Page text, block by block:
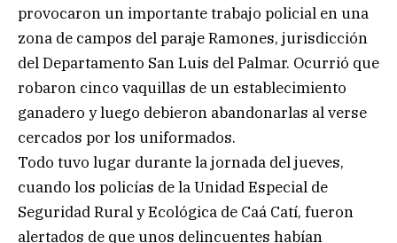
provocaron un importante trabajo policial en una
zona de campos del paraje Ramones, jurisdicción
del Departamento San Luis del Palmar. Ocurrió que
robaron cinco vaquillas de un establecimiento
ganadero y luego debieron abandonarlas al verse
cercados por los uniformados.
Todo tuvo lugar durante la jornada del jueves,
cuando los policías de la Unidad Especial de
Seguridad Rural y Ecológica de Caá Catí, fueron
alertados de que unos delincuentes habían